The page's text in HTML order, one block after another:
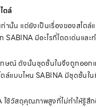
ตล์
ท่านั้น แต่ยังเป็นเรื่องของสไ
มีอะไรที่โดดเด่นแ
ษณ์ ดังนั้นชุดชั้นในจึงถูกออก
ล์แบบไหน SABINA มีชุดชั้น
ใช้วัสดุคุณภาพสูงที่ไม่ทำให้